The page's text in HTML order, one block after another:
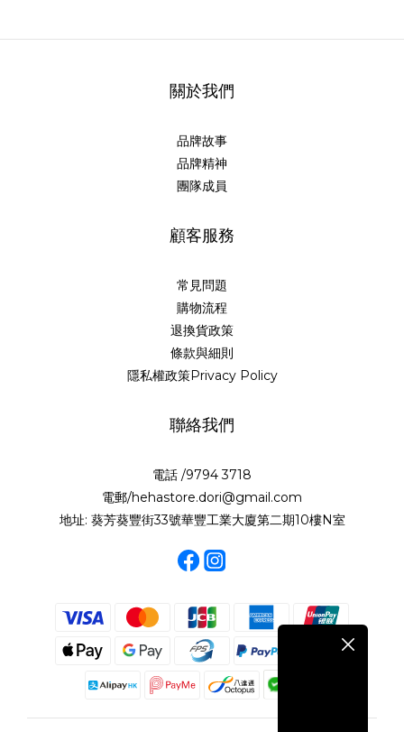
關於我們
品牌故事
品牌精神
團隊成員
顧客服務
常見問題
購物流程
退換貨政策
條款與細則
隱私權政策Privacy Policy
聯絡我們
電話 /9794 3718
電郵/hehastore.dori@gmail.com
地址: 葵芳葵豐街33號華豐工業大廈第二期10樓N室